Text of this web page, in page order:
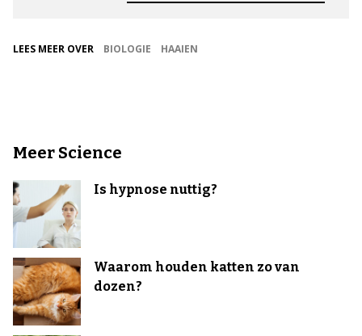
LEES MEER OVER BIOLOGIE HAAIEN
Meer Science
Is hypnose nuttig?
Waarom houden katten zo van
dozen?